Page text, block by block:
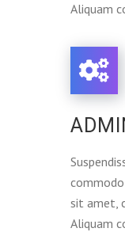
Aliquam
sit amet,
Aliquam